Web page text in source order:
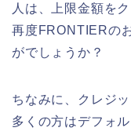
人は、上限金額を
再度FRONTIERの
がでしょうか？
ちなみに、クレジ
多くの方はデフォ